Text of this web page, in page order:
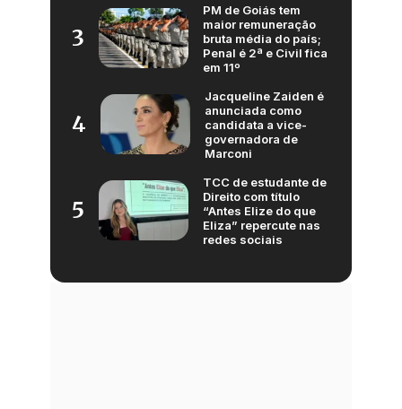
3
PM de Goiás tem
maior remuneração
bruta média do país;
Penal é 2ª e Civil fica
em 11º
4
Jacqueline Zaiden é
anunciada como
candidata a vice-
governadora de
Marconi
5
TCC de estudante de
Direito com título
“Antes Elize do que
Eliza” repercute nas
redes sociais